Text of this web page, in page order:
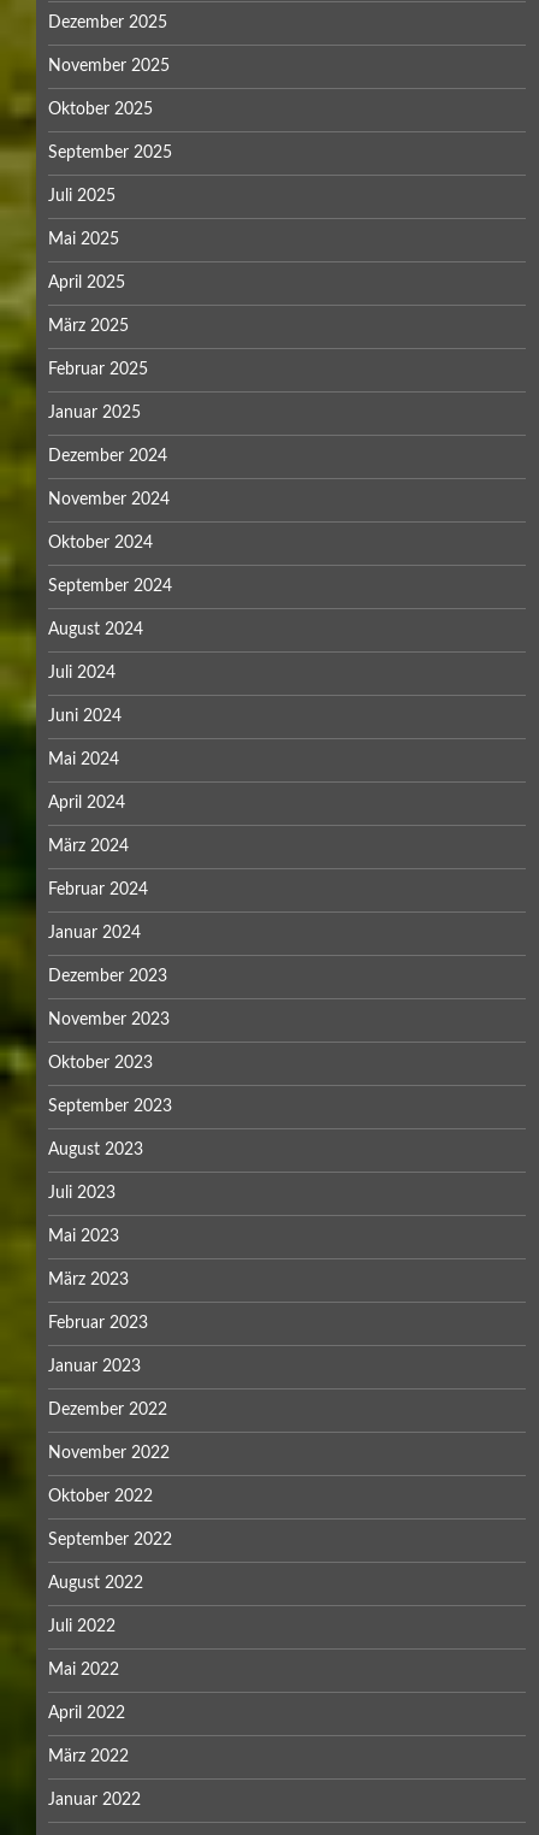
Dezember 2025
November 2025
Oktober 2025
September 2025
Juli 2025
Mai 2025
April 2025
März 2025
Februar 2025
Januar 2025
Dezember 2024
November 2024
Oktober 2024
September 2024
August 2024
Juli 2024
Juni 2024
Mai 2024
April 2024
März 2024
Februar 2024
Januar 2024
Dezember 2023
November 2023
Oktober 2023
September 2023
August 2023
Juli 2023
Mai 2023
März 2023
Februar 2023
Januar 2023
Dezember 2022
November 2022
Oktober 2022
September 2022
August 2022
Juli 2022
Mai 2022
April 2022
März 2022
Januar 2022